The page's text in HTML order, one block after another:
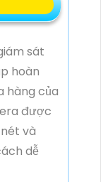
sát
hoàn
hàng của
được
và
dễ